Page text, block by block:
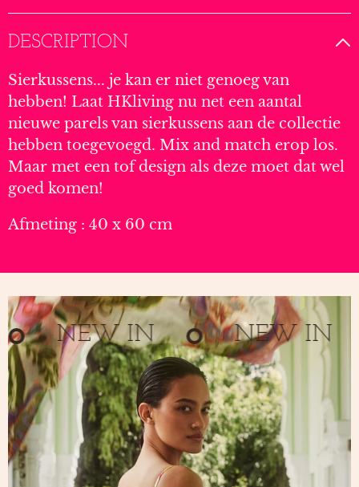
DESCRIPTION
Sierkussens... je kan er niet genoeg van
hebben! Laat HKliving nu net een aantal
nieuwe parels van sierkussens aan de collectie
hebben toegevoegd. Mix and match erop los.
Maar met een tof design als deze moet dat wel
goed komen!
Afmeting : 40 x 60 cm
NEW IN NEW IN